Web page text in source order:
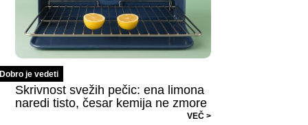
Dobro je vedeti
Skrivnost svežih pečic: ena limona
naredi tisto, česar kemija ne zmore
VEČ >